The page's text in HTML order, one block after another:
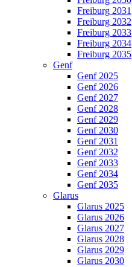
Freiburg 2031
Freiburg 2032
Freiburg 2033
Freiburg 2034
Freiburg 2035
Genf
Genf 2025
Genf 2026
Genf 2027
Genf 2028
Genf 2029
Genf 2030
Genf 2031
Genf 2032
Genf 2033
Genf 2034
Genf 2035
Glarus
Glarus 2025
Glarus 2026
Glarus 2027
Glarus 2028
Glarus 2029
Glarus 2030